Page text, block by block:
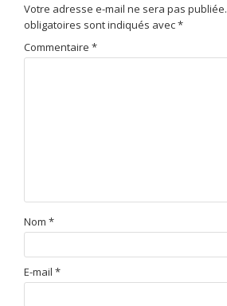
Votre adresse e-mail ne sera pas publiée.
obligatoires sont indiqués avec*
Commentaire *
Nom *
E-mail *